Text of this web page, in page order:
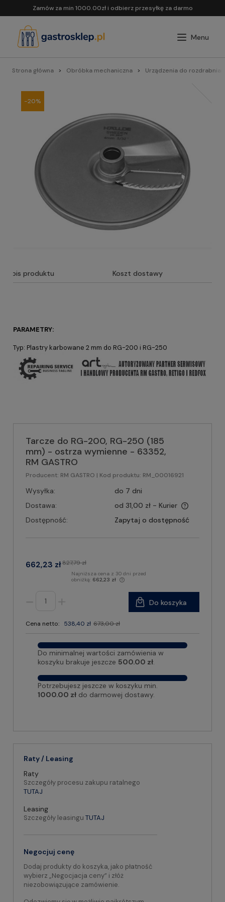
Zamów za min 1000.00zł i odbierz przesyłkę za darmo
Strona główna Obróbka mechaniczna Urządzenia do
-20%
Opis produktu Koszt dostawy
PARAMETRY:
Typ: Plastry karbowane 2 mm do RG-200 i RG-250
Tarcze do RG-200, RG-250 (185
mm) - ostrza wymienne - 63352,
RM GASTRO
Producent: RM GASTRO | Kod produktu: RM_00016921
Wysyłka:
do 7 dni
Dostawa:
od 31,00 zł - Kurier
Dostępność:
Zapytaj o dostępność
662,23 zł827,79 zł
Najniższa cena z 30 dni przed
obniżką: 662,23 zł
Cena netto: 538,40 zł 673,00 zł
Do koszyka
Do minimalnej wartości zamówienia w
koszyku brakuje jeszcze 500.00 zł.
Potrzebujesz jeszcze w koszyku min.
1000.00 zł do darmowej dostawy.
Raty / Leasing
Raty
Szczegóły procesu zakupu ratalnego
TUTAJ
Leasing
Szczegóły leasingu TUTAJ
Negocjuj cenę
Dodaj produkty do koszyka, jako płatność
wybierz „Negocjacja ceny” i złóż
niezobowiązujące zamówienie.